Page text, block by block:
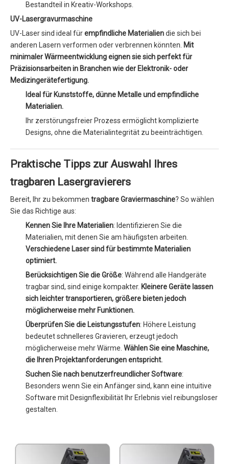
Bestandteil in Kreativ-Workshops.
UV-Lasergravurmaschine
UV-Laser sind ideal fürempfindliche Materialiendie sich bei
anderen Lasern verformen oder verbrennen könnten. Mit
minimaler Wärmeentwicklung eignen sie sich perfekt für
Präzisionsarbeiten in Branchen wie der Elektronik- oder
Medizingerätefertigung.
Ideal für Kunststoffe, dünne Metalle und empfindliche
Materialien.
Ihr zerstörungsfreier Prozess ermöglicht komplizierte
Designs, ohne die Materialintegrität zu beeinträchtigen.
Praktische Tipps zur Auswahl Ihres
tragbaren Lasergravierers
Bereit, Ihr zu bekommen tragbare Graviermaschine? So wählen
Sie das Richtige aus:
Kennen Sie Ihre Materialien: Identifizieren Sie die
Materialien, mit denen Sie am häufigsten arbeiten.
Verschiedene Laser sind für bestimmte Materialien
optimiert.
Berücksichtigen Sie die Größe: Während alle Handgeräte
tragbar sind, sind einige kompakter. Kleinere Geräte lassen
sich leichter transportieren, größere bieten jedoch
möglicherweise mehr Funktionen.
Überprüfen Sie die Leistungsstufen: Höhere Leistung
bedeutet schnelleres Gravieren, erzeugt jedoch
möglicherweise mehr Wärme. Wählen Sie eine Maschine,
die Ihren Projektanforderungen entspricht.
Suchen Sie nach benutzerfreundlicher Software:
Besonders wenn Sie ein Anfänger sind, kann eine intuitive
Software mit Designflexibilität Ihr Erlebnis viel reibungsloser
gestalten.